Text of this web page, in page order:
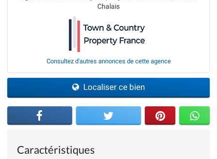
Chalais
Consultez d'autres annonces de cette agence
Localiser ce bien
Caractéristiques